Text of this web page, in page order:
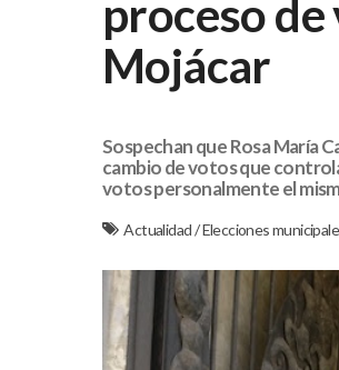
proceso de
Mojácar
Sospechan que Rosa María
cambio de votos que
votos personalmente el
Actualidad/Elecciones